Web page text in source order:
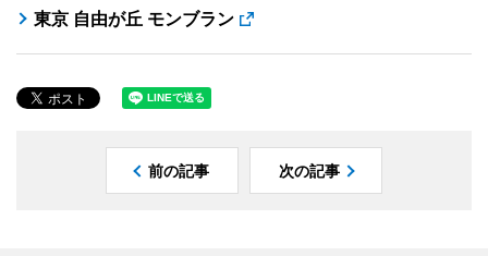
東京 自由が丘 モンブラン
前の記事 次の記事